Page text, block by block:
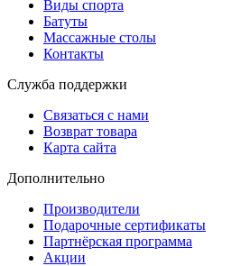
Виды спорта
Батуты
Массажные столы
Контакты
Служба поддержки
Связаться с нами
Возврат товара
Карта сайта
Дополнительно
Производители
Подарочные сертификаты
Партнёрская программа
Акции